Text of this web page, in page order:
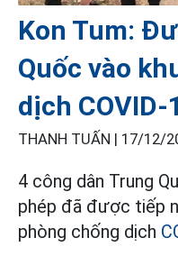
Kon Tum:
Quốc vào
dịch COVID-
THANH TUẤN | 17/12/
4 công dân Trung
phép đã được tiếp
phòng chống dịch